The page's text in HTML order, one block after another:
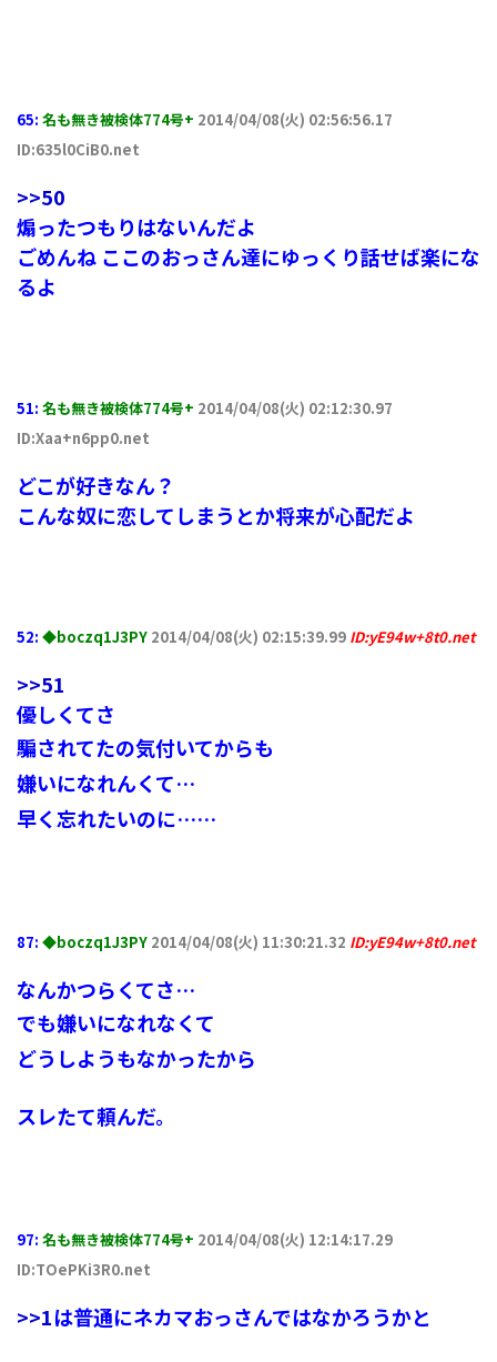
65: 名も無き被検体774号+ 2014/04/08(火) 02:56:56.17
ID:635l0CiB0.net
>>50
煽ったつもりはないんだよ
ごめんね ここのおっさん達にゆっくり話せば楽にな
るよ
51: 名も無き被検体774号+ 2014/04/08(火) 02:12:30.97
ID:Xaa+n6pp0.net
どこが好きなん？
こんな奴に恋してしまうとか将来が心配だよ
52: ◆boczq1J3PY 2014/04/08(火) 02:15:39.99 ID:yE94w+8t0.net
>>51
優しくてさ
騙されてたの気付いてからも
嫌いになれんくて…
早く忘れたいのに……
87: ◆boczq1J3PY 2014/04/08(火) 11:30:21.32 ID:yE94w+8t0.net
なんかつらくてさ…
でも嫌いになれなくて
どうしようもなかったから
スレたて頼んだ。
97: 名も無き被検体774号+ 2014/04/08(火) 12:14:17.29
ID:TOePKi3R0.net
>>1は普通にネカマおっさんではなかろうかと